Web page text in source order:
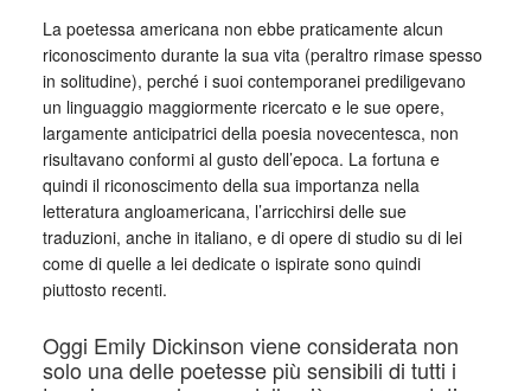
La poetessa americana non ebbe praticamente alcun
riconoscimento durante la sua vita (peraltro rimase spesso
in solitudine), perché i suoi contemporanei prediligevano
un linguaggio maggiormente ricercato e le sue opere,
largamente anticipatrici della poesia novecentesca, non
risultavano conformi al gusto dell’epoca. La fortuna e
quindi il riconoscimento della sua importanza nella
letteratura angloamericana, l’arricchirsi delle sue
traduzioni, anche in italiano, e di opere di studio su di lei
come di quelle a lei dedicate o ispirate sono quindi
piuttosto recenti.
Oggi Emily Dickinson viene considerata non
solo una delle poetesse più sensibili di tutti i